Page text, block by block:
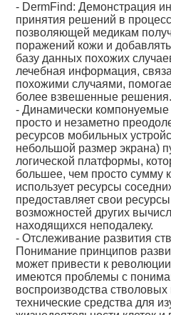
- DermFind: Демонстрация
принятия решений в
позволяющей медикам
поражений кожи и
базу данных похожих
лечебная информация,
похожими случаями,
более взвешенные решения.
- Динамически
просто и незаметно
ресурсов мобильных
небольшой размер экрана)
логической платформы,
большее, чем просто сумму
использует ресурсы
предоставляет свои
возможностей других
находящихся неподалеку.
- Отслеживание развития
Понимание принципов
может привести к
имеются проблемы с
воспроизводства
технические средства для